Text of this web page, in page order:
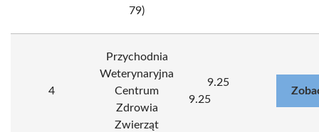
79)
4
Przychodnia
Weterynaryjna
Centrum
Zdrowia
Zwierząt
9.25
9.25